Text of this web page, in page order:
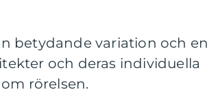
betydande variation och en
och deras individuella
rörelsen.